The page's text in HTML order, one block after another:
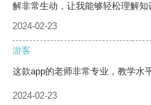
解非常生动，让我能够轻松理解知
2024-02-23
游客
这款app的老师非常专业，教学水
2024-02-23